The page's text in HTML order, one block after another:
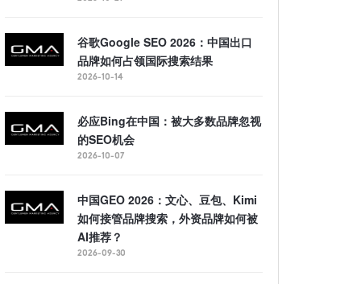
谷歌Google SEO 2026：中国出口
品牌如何占领国际搜索结果
2026-10-14
必应Bing在中国：被大多数品牌忽视
的SEO机会
2026-10-07
中国GEO 2026：文心、豆包、Kimi
如何接管品牌搜索，外资品牌如何被
AI推荐？
2026-09-30